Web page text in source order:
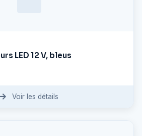
LED 12 V, bleus
Voir les détails